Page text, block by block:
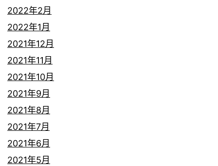
2022年2月
2022年1月
2021年12月
2021年11月
2021年10月
2021年9月
2021年8月
2021年7月
2021年6月
2021年5月